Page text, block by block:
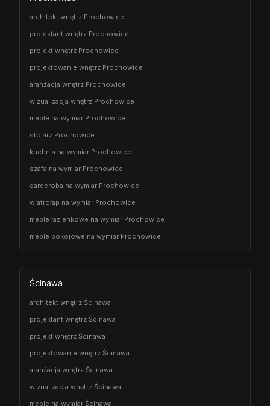
architekt wnętrz Prochowice
projektant wnętrz Prochowice
projekt wnętrz Prochowice
projektowanie wnętrz Prochowice
aranżacja wnętrz Prochowice
wizualizacja wnętrz Prochowice
meble na wymiar Prochowice
stolarz Prochowice
kuchnia na wymiar Prochowice
szafa na wymiar Prochowice
garderoba na wymiar Prochowice
wiatrołap na wymiar Prochowice
meble łazienkowe na wymiar Prochowice
meble pokojowe na wymiar Prochowice
Ścinawa
architekt wnętrz Ścinawa
projektant wnętrz Ścinawa
projekt wnętrz Ścinawa
projektowanie wnętrz Ścinawa
aranżacja wnętrz Ścinawa
wizualizacja wnętrz Ścinawa
meble na wymiar Ścinawa